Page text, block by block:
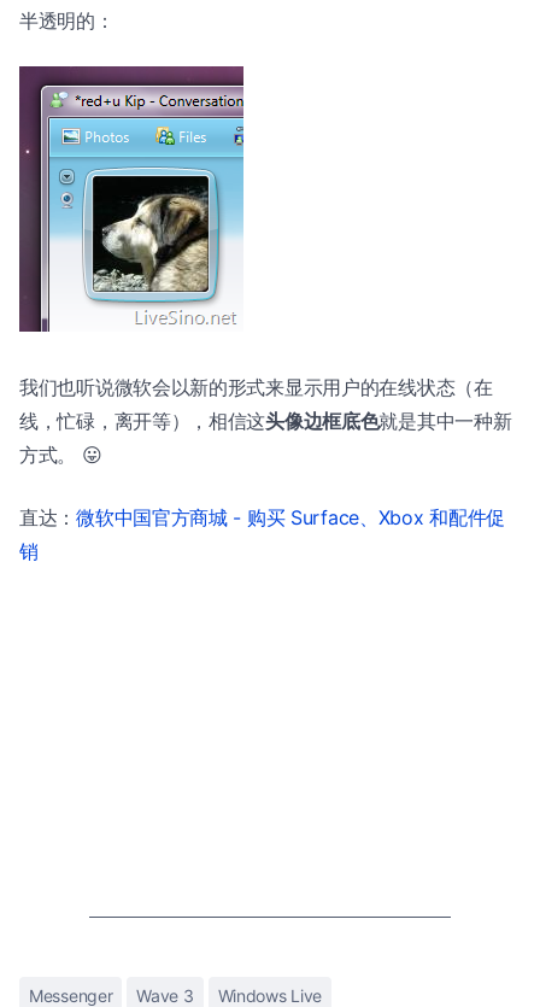
半透明的：
我们也听说微软会以新的形式来显示用户的在线状态（在
线，忙碌，离开等），相信这头像边框底色就是其中一种新
方式。 😛
直达：微软中国官方商城 - 购买 Surface、Xbox 和配件促
销
Messenger Wave 3 Windows Live